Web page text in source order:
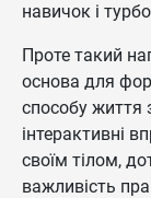
навичок і
Проте такий
основа для
способу життя
інтерактивні
своїм тілом,
важливість